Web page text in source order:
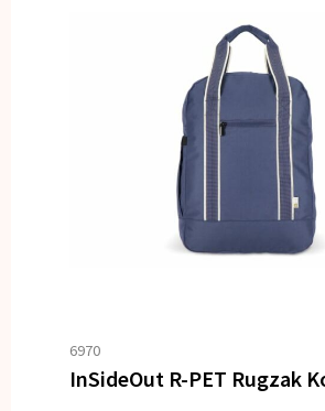
6970
InSideOut R-PET Rugzak